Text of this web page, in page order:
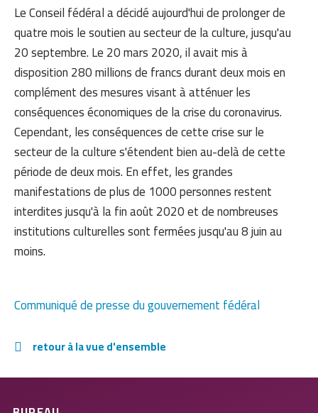
Le Conseil fédéral a décidé aujourd'hui de prolonger de
quatre mois le soutien au secteur de la culture, jusqu'au
20 septembre. Le 20 mars 2020, il avait mis à
disposition 280 millions de francs durant deux mois en
complément des mesures visant à atténuer les
conséquences économiques de la crise du coronavirus.
Cependant, les conséquences de cette crise sur le
secteur de la culture s'étendent bien au-delà de cette
période de deux mois. En effet, les grandes
manifestations de plus de 1000 personnes restent
interdites jusqu'à la fin août 2020 et de nombreuses
institutions culturelles sont fermées jusqu'au 8 juin au
moins.
Communiqué de presse du gouvernement fédéral
retour à la vue d'ensemble